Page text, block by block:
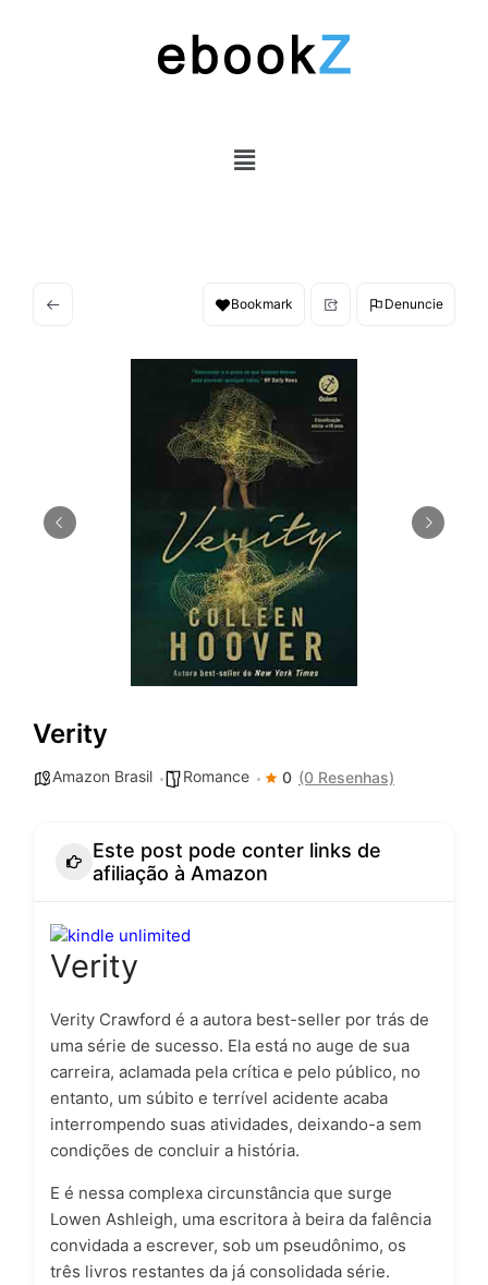
Bookmark Denuncie
Verity
Amazon Brasil Romance 0 (0 Resenhas)
Este post pode conter links de
afiliação à Amazon
Verity
Verity Crawford é a autora best-seller por trás de
uma série de sucesso. Ela está no auge de sua
carreira, aclamada pela crítica e pelo público, no
entanto, um súbito e terrível acidente acaba
interrompendo suas atividades, deixando-a sem
condições de concluir a história.
E é nessa complexa circunstância que surge
Lowen Ashleigh, uma escritora à beira da falência
convidada a escrever, sob um pseudônimo, os
três livros restantes da já consolidada série.